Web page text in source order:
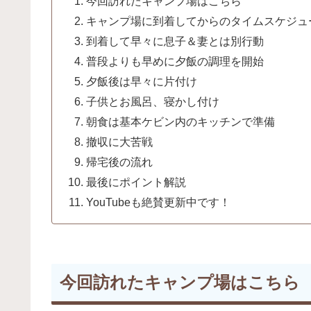
キャンプ場に到着してからのタイムスケジュ
到着して早々に息子＆妻とは別行動
普段よりも早めに夕飯の調理を開始
夕飯後は早々に片付け
子供とお風呂、寝かし付け
朝食は基本ケビン内のキッチンで準備
撤収に大苦戦
帰宅後の流れ
最後にポイント解説
YouTubeも絶賛更新中です！
今回訪れたキャンプ場はこちら